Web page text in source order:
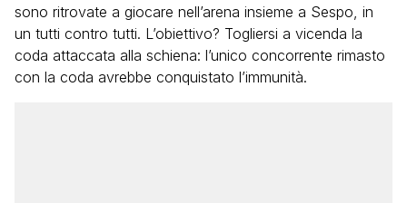
sono ritrovate a giocare nell’arena insieme a Sespo, in
un tutti contro tutti. L’obiettivo? Togliersi a vicenda la
coda attaccata alla schiena: l’unico concorrente rimasto
con la coda avrebbe conquistato l’immunità.